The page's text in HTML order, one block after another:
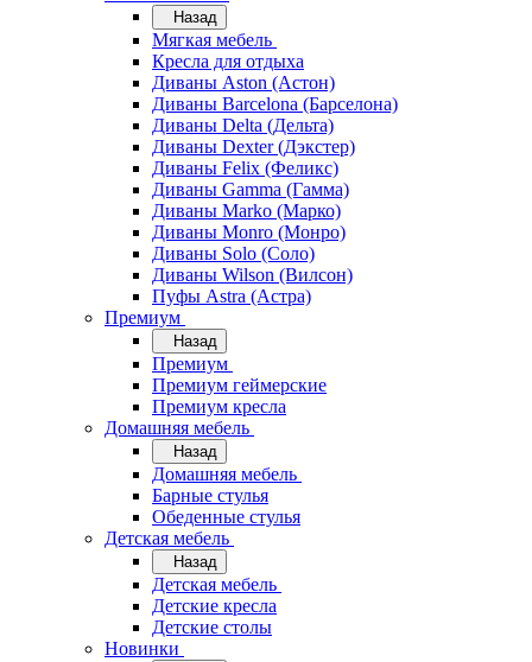
Назад
Мягкая мебель
Кресла для отдыха
Диваны Aston (Астон)
Диваны Barcelona (Барселона)
Диваны Delta (Дельта)
Диваны Dexter (Дэкстер)
Диваны Felix (Феликс)
Диваны Gamma (Гамма)
Диваны Marko (Марко)
Диваны Monro (Монро)
Диваны Solo (Соло)
Диваны Wilson (Вилсон)
Пуфы Astra (Астра)
Премиум
Назад
Премиум
Премиум геймерские
Премиум кресла
Домашняя мебель
Назад
Домашняя мебель
Барные стулья
Обеденные стулья
Детская мебель
Назад
Детская мебель
Детские кресла
Детские столы
Новинки